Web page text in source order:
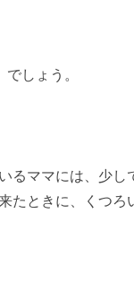
しょう。
るママには、少し
たときに、くつろ